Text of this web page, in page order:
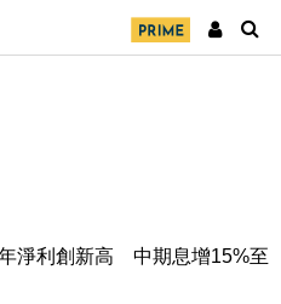
淨利創新高 中期息增15%至